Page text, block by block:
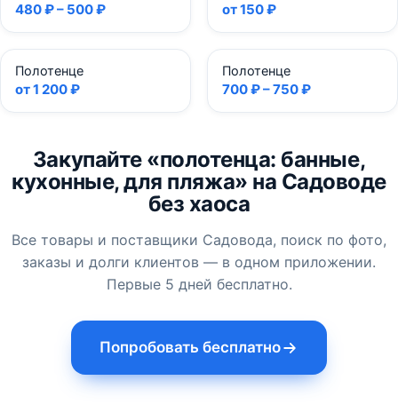
480 ₽ – 500 ₽ от 150 ₽
Полотенце
от 1 200 ₽
Полотенце
700 ₽ – 750 ₽
Закупайте «полотенца: банные,
кухонные, для пляжа» на Садоводе
без хаоса
Все товары и поставщики Садовода, поиск по фото,
заказы и долги клиентов — в одном приложении.
Первые 5 дней бесплатно.
Попробовать бесплатно